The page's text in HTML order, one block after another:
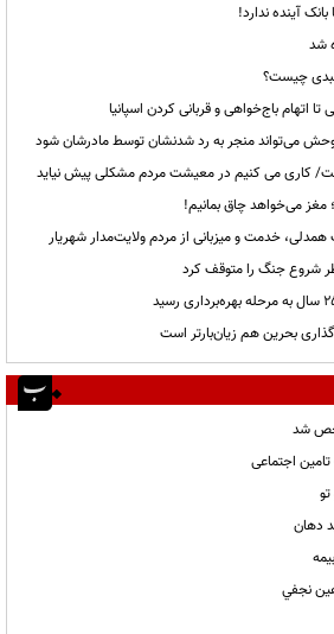
آینده ندارد!
شد
چیست؟
تا اتهام باج‌خواهی و قربانی کردن اسپانیا
می‌تواند منجر به رد شدنشان توسط مادرشان شود
گرفت/ کاری می کنیم در معیشت مردم مشکلی پیش نیاید
مغز می‌خواهد چاق بمانیم!
شروع جنگ را متوقف کرد
بحرین هم زیان‌بارتر است
شد
اجتماعی
نجفي